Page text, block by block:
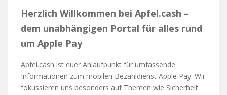
Herzlich Willkommen bei Apfel.cash –
dem unabhängigen Portal für alles rund
um Apple Pay
Apfel.cash ist euer Anlaufpunkt für umfassende
Informationen zum mobilen Bezahldienst Apple Pay. Wir
fokussieren uns besonders auf Themen wie Sicherheit